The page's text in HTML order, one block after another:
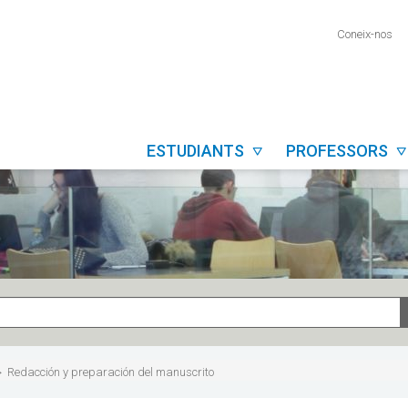
Coneix-nos
ESTUDIANTS  PROFESSORS 
Redacción y preparación del manuscrito